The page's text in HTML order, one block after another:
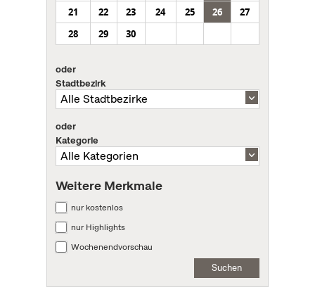
21
22 23 24 25 26
27
28
29 30
oder
Stadtbezirk
oder
Kategorie
Weitere Merkmale
nur kostenlos
nur Highlights
Wochenendvorschau
Suchen